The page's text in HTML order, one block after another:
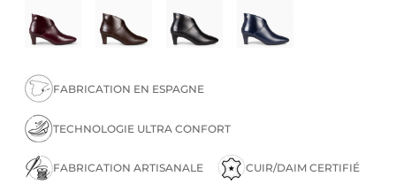
FABRICATION EN ESPAGNE
TECHNOLOGIE ULTRA CONFORT
FABRICATION ARTISANALE CUIR/DAIM CERTIFIÉ